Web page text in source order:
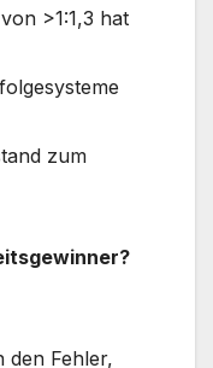
>1:1,3 hat
zum
den Fehler,